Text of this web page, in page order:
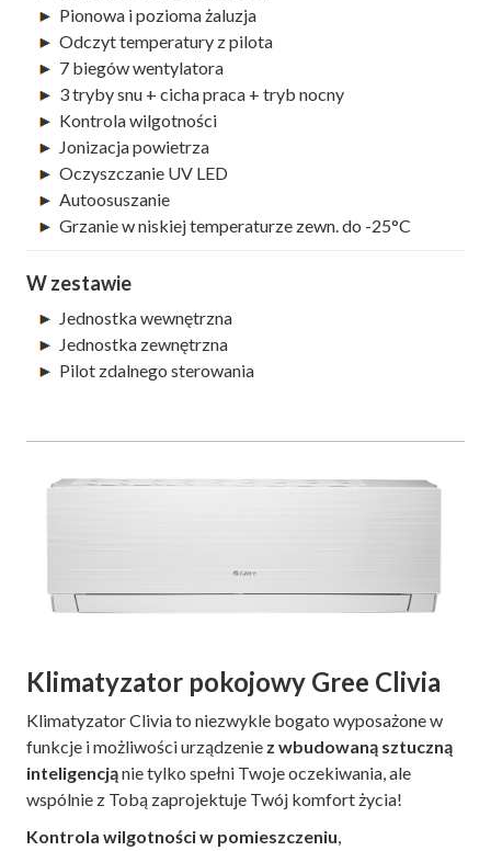
Pionowa i pozioma żaluzja
Odczyt temperatury z pilota
7 biegów wentylatora
3 tryby snu + cicha praca + tryb nocny
Kontrola wilgotności
Jonizacja powietrza
Oczyszczanie UV LED
Autoosuszanie
Grzanie w niskiej temperaturze zewn. do -25°C
W zestawie
Jednostka wewnętrzna
Jednostka zewnętrzna
Pilot zdalnego sterowania
Klimatyzator pokojowy Gree Clivia
Klimatyzator Clivia to niezwykle bogato wyposażone w
funkcje i możliwości urządzenie z wbudowaną sztuczną
inteligencjąnie tylko spełni Twoje oczekiwania, ale
wspólnie z Tobą zaprojektuje Twój komfort życia!
Kontrola wilgotnościw pomieszczeniu,